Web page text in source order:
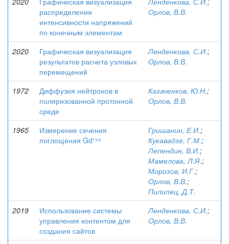
распределения
интенсивности напряжений
по конечным элементам
Орлов, В.В.
2020
Графическая визуализация
результатов расчета узловых
перемещений
Ленденкова, С.И.;
Орлов, В.В.
1972
Диффузия нейтронов в
поляризованной протонной
среде
Казаченков, Ю.Н.;
Орлов, В.В.
1965
Измерение сечения
поглощения Gd¹⁵⁶
Гришанин, Е.И.;
Кукавадзе, Г.М.;
Лепендин, В.И.;
Мамелова, Л.Я.;
Морозов, И.Г.;
Орлов, В.В.;
Пилипец, Д.Т.
2019
Использование системы
управления контентом для
создания сайтов
Ленденкова, С.И.;
Орлов, В.В.